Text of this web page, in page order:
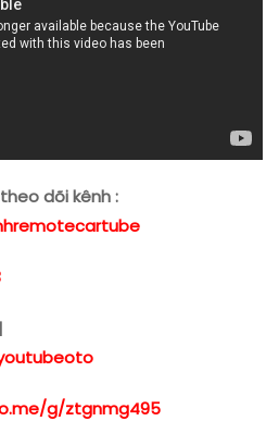
dõi kênh :
g/ztgnmg495